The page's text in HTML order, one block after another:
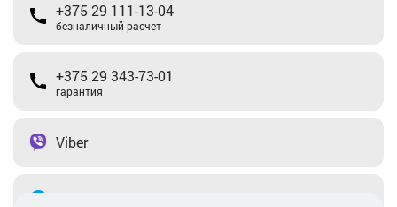
+375 29 111-13-04
безналичный расчет
+375 29 343-73-01
гарантия
Viber